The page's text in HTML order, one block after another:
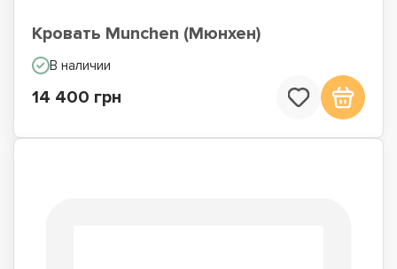
Кровать Munchen (Мюнхен)
В наличии
14 400 грн